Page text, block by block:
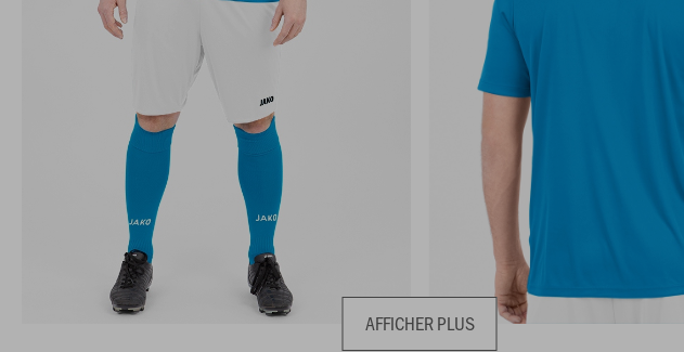
AFFICHER PLUS